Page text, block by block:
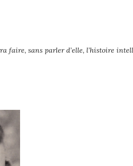
faire, sans parler d’elle, l’histoire